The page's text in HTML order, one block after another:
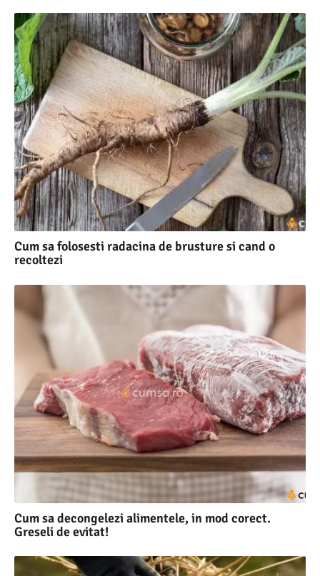
Cum sa folosesti radacina de brusture si cand o
recoltezi
Cum sa decongelezi alimentele, in mod corect.
Greseli de evitat!